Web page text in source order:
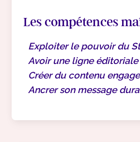
Les compétences
Exploiter le pouvoir du
Avoir une ligne
Créer du contenu
Ancrer son message